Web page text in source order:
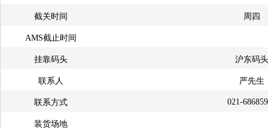
截关时间 周四
AMS截止时间
挂靠码头 沪东码头
联系人 严先生
联系方式 021-
装货场地